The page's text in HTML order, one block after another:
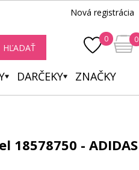
Nová registrácia
0 0
HĽADAŤ
DARČEKY ZNAČKY
18578750 - ADIDAS